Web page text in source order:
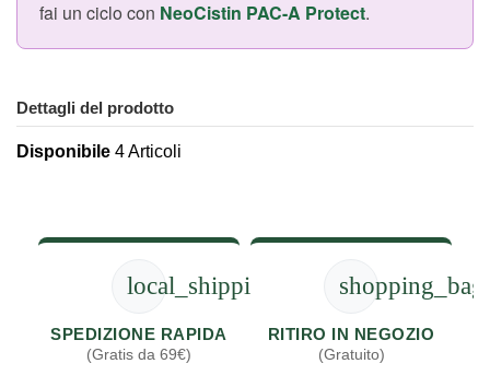
fai un ciclo con NeoCistin PAC-A Protect.
Dettagli del prodotto
Disponibile 4 Articoli
local_shipping
SPEDIZIONE RAPIDA
(Gratis da 69€)
shopping_bag
RITIRO IN NEGOZIO
(Gratuito)